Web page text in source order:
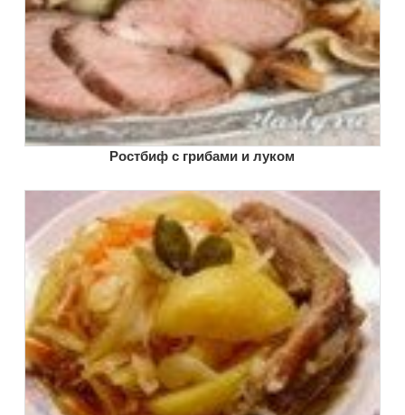
Ростбиф с грибами и луком